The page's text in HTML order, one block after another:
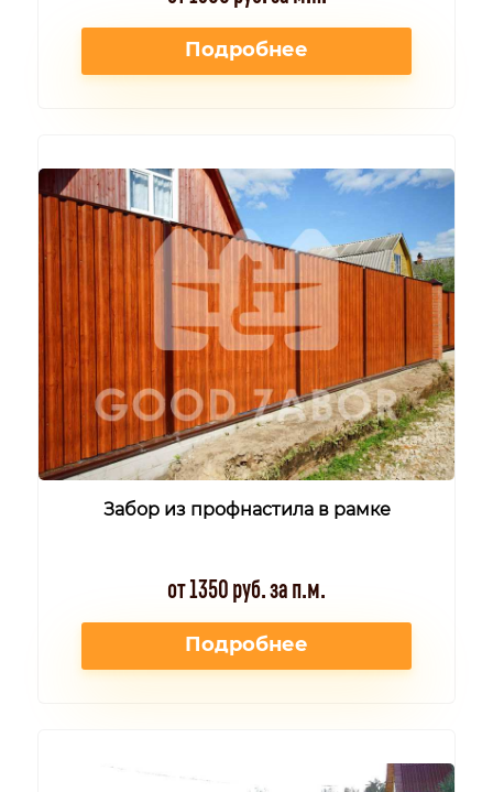
Подробнее
Забор из профнастила в рамке
от 1350 руб. за п.м.
Подробнее